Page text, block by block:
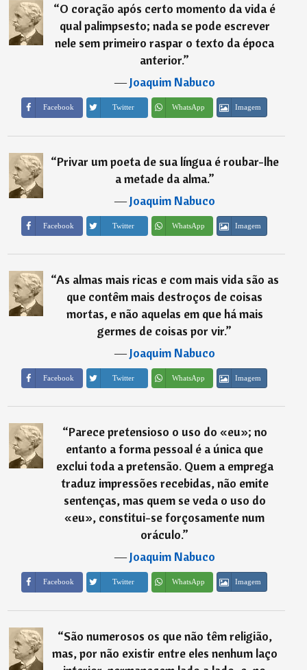
“O coração após certo momento da vida é
qual palimpsesto; nada se pode escrever
nele sem primeiro raspar o texto da época
anterior.”
―Joaquim Nabuco
Facebook Twitter WhatsApp Imagem
“Privar um poeta de sua língua é roubar-lhe
a metade da alma.”
―Joaquim Nabuco
Facebook Twitter WhatsApp Imagem
“As almas mais ricas e com mais vida são as
que contêm mais destroços de coisas
mortas, e não aquelas em que há mais
germes de coisas por vir.”
―Joaquim Nabuco
Facebook Twitter WhatsApp Imagem
“Parece pretensioso o uso do «eu»; no
entanto a forma pessoal é a única que
exclui toda a pretensão. Quem a emprega
traduz impressões recebidas, não emite
sentenças, mas quem se veda o uso do
«eu», constitui-se forçosamente num
oráculo.”
―Joaquim Nabuco
Facebook Twitter WhatsApp Imagem
“São numerosos os que não têm religião,
mas, por não existir entre eles nenhum laço